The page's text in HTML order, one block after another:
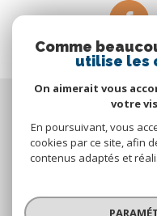
© 2026 | TOUS DROITS
NOS HONORAIRES
PLAN DU
Comme
utilise les
On aimerait vous
votre
En poursuivant, vous
cookies par ce site, afin
contenus adaptés et